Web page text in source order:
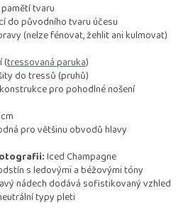
tvaru
původního tvaru účesu
(nelze fénovat, žehlit ani kulmovat)
(tressovaná paruka)
do tressů (pruhů)
pro pohodlné nošení
pro většinu obvodů hlavy
Iced Champagne
s ledovými a béžovými tóny
nádech dodává sofistikovaný vzhled
typy pleti